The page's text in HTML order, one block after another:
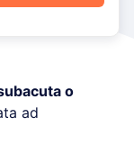
o
ad